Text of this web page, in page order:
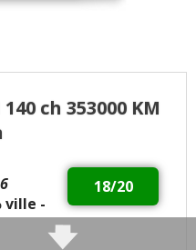
ch 353000 KM
18/20
ville -